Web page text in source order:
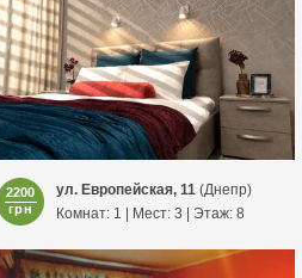
2200
грн
ул. Европейская, 11 (Днепр)
Комнат: 1 | Мест: 3 | Этаж: 8